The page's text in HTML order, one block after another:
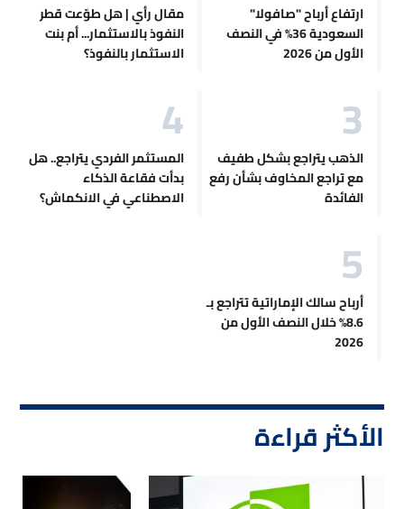
ارتفاع أرباح "صافولا"
السعودية 36% في النصف
الأول من 2026
مقال رأي | هل طوّعت قطر
النفوذ بالاستثمار... أم بنت
الاستثمار بالنفوذ؟
الذهب يتراجع بشكل طفيف
مع تراجع المخاوف بشأن رفع
الفائدة
المستثمر الفردي يتراجع.. هل
بدأت فقاعة الذكاء
الاصطناعي في الانكماش؟
أرباح سالك الإماراتية تتراجع بـ
8.6% خلال النصف الأول من
2026
الأكثر قراءة